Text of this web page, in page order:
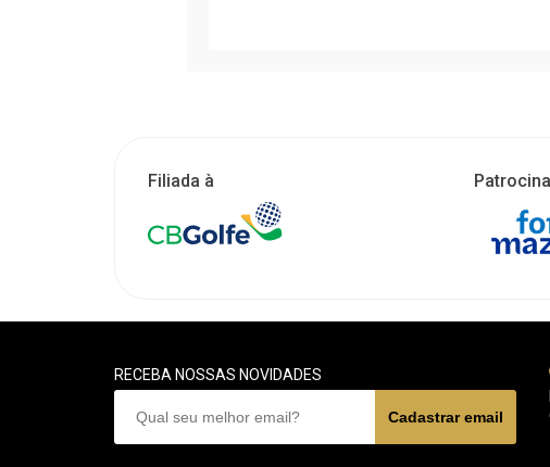
Filiada à
RECEBA NOSSAS NOVIDADES